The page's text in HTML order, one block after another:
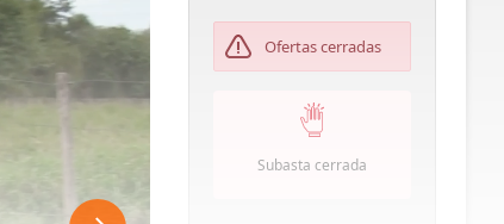
Ofertas cerradas
Subasta cerrada